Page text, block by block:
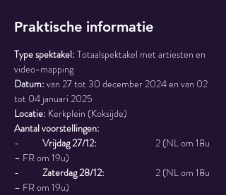
Praktische informatie
Type spektakel: Totaalspektakel met artiesten en
video-mapping
Datum: van 27 tot 30 december 2024 en van 02
tot 04 januari 2025
Locatie: Kerkplein (Koksijde)
Aantal voorstellingen:
Vrijdag 27/12:
– FR om 19u)
Zaterdag 28/12:
– FR om 19u)